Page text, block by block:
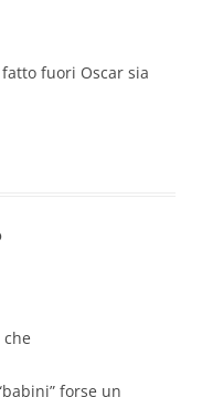
fuori Oscar sia
forse un